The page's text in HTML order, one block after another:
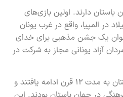
باستان دارند. اولین بازی‌های
۷۷۶ قبل از میلاد در المپیا، واقع در غرب یونان
یک جشن مذهبی برای خدای
آزاد یونانی مجاز به شرکت در
بازی‌های المپیک در یونان باستان به مدت ۱۲ قرن ادامه یافتند و